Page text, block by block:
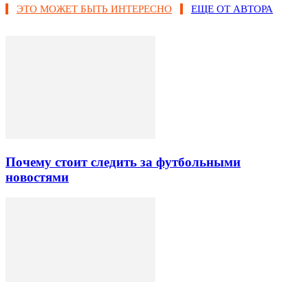
ЭТО МОЖЕТ БЫТЬ ИНТЕРЕСНО ЕЩЕ ОТ АВТОРА
Почему стоит следить за футбольными
новостями